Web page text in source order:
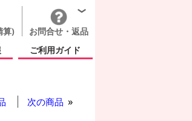
算)
お問合せ・返品
ご利用ガイド
次の商品